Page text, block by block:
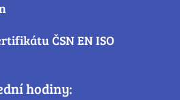
ČSN EN ISO
hodiny: